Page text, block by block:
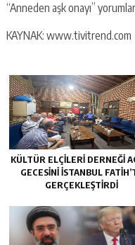
“Anneden aşk onayı”
KAYNAK: www.tivitrend.com
KÜLTÜR ELÇILERI DERNEĞI
GECESINI İSTANBUL
GERÇEKLEŞTIRDI